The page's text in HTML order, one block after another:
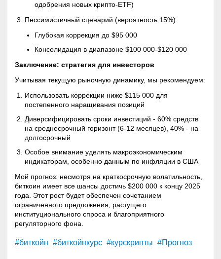
одобрения новых крипто-ETF)
Пессимистичный сценарий (вероятность 15%):
Глубокая коррекция до $95 000
Консолидация в диапазоне $100 000-$120 000
Заключение: стратегия для инвесторов
Учитывая текущую рыночную динамику, мы рекомендуем:
Использовать коррекции ниже $115 000 для
постепенного наращивания позиций
Диверсифицировать сроки инвестиций - 60% средств
на среднесрочный горизонт (6-12 месяцев), 40% - на
долгосрочный
Особое внимание уделять макроэкономическим
индикаторам, особенно данным по инфляции в США
Мой прогноз: несмотря на краткосрочную волатильность
биткоин имеет все шансы достичь $200 000 к концу 2025
года. Этот рост будет обеспечен сочетанием
ограниченного предложения, растущего
институционального спроса и благоприятного
регуляторного фона.
#биткойн #биткойнкурс #курскрипты #Прогноз